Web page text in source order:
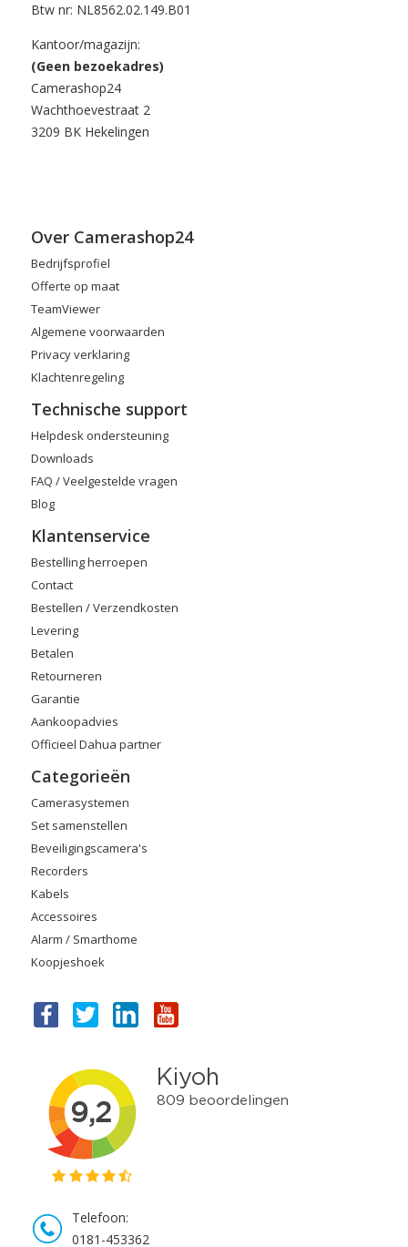
Btw nr: NL8562.02.149.B01
Kantoor/magazijn:
(Geen bezoekadres)
Camerashop24
Wachthoevestraat 2
3209 BK Hekelingen
Over Camerashop24
Bedrijfsprofiel
Offerte op maat
TeamViewer
Algemene voorwaarden
Privacy verklaring
Klachtenregeling
Technische support
Helpdesk ondersteuning
Downloads
FAQ / Veelgestelde vragen
Blog
Klantenservice
Bestelling herroepen
Contact
Bestellen / Verzendkosten
Levering
Betalen
Retourneren
Garantie
Aankoopadvies
Officieel Dahua partner
Categorieën
Camerasystemen
Set samenstellen
Beveiligingscamera's
Recorders
Kabels
Accessoires
Alarm / Smarthome
Koopjeshoek
Telefoon:
0181-453362